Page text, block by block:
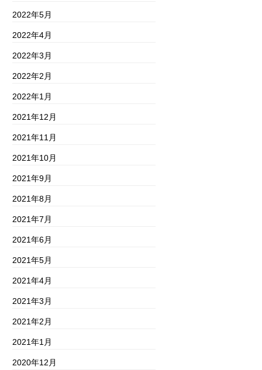
2022年5月
2022年4月
2022年3月
2022年2月
2022年1月
2021年12月
2021年11月
2021年10月
2021年9月
2021年8月
2021年7月
2021年6月
2021年5月
2021年4月
2021年3月
2021年2月
2021年1月
2020年12月